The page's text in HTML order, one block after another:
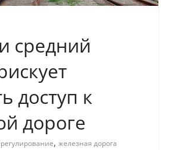
средний
доступ к
дороге
, железная дорога